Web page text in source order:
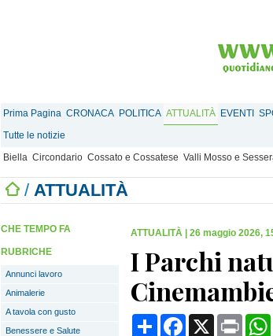
Prima Pagina CRONACA POLITICA ATTUALITÀ EVENTI
Tutte le notizie
Biella Circondario Cossato e Cossatese Valli Mosso e
/ ATTUALITÀ
CHE TEMPO FA
RUBRICHE
Annunci lavoro
Animalerie
A tavola con gusto
Benessere e Salute
ATTUALITÀ 26 maggio 2026,
I Parchi
CondividiFacebook
X Print